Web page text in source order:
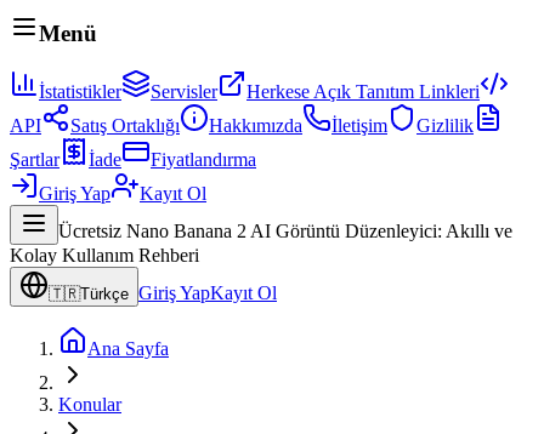
Menü
İstatistikler Servisler
Herkese Açık Tanıtım Linkleri
API
Satış Ortaklığı Hakkımızda İletişim
Gizlilik
Şartlar
İade
Fiyatlandırma
Giriş Yap
Kayıt Ol
Ücretsiz Nano Banana 2 AI Görüntü Düzenleyici: Akıllı ve
Kolay Kullanım Rehberi
🇹🇷Türkçe Giriş YapKayıt Ol
Ana Sayfa
Konular